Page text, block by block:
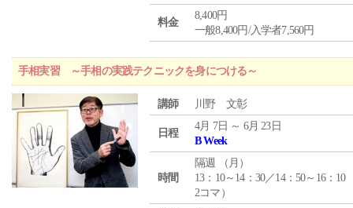
料金
8,400円
一般8,400円/入学者7,560円
手相実習 ～手相の実践テクニックを身につける～
講師 川野 文彰
日程
4月 7日 ～ 6月 23日
B Week
時間
隔週 （ 月 ）
13：10～14：30／14：50～16：10
2コマ）